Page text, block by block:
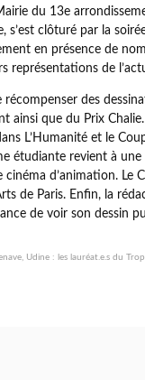
du 13e
s’est clôturé par la
en présence de
représentations de
des
ainsi que du Prix
L’Humanité et le
étudiante revient à une
d’animation. Le
de Paris. Enfin, la
de voir son dessin